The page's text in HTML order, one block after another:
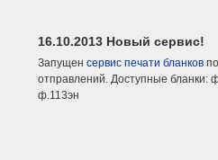
16.10.2013 Новый сервис!
Запущен сервис печати бланков
отправлений. Доступные бланки:
ф.113эн